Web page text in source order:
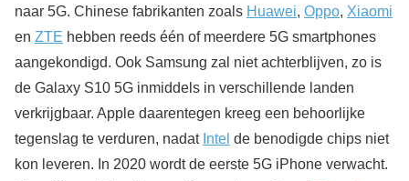
naar 5G. Chinese fabrikanten zoals Huawei, Oppo, Xiaomi
en ZTE hebben reeds één of meerdere 5G smartphones
aangekondigd. Ook Samsung zal niet achterblijven, zo is
de Galaxy S10 5G inmiddels in verschillende landen
verkrijgbaar. Apple daarentegen kreeg een behoorlijke
tegenslag te verduren, nadat Intel de benodigde chips niet
kon leveren. In 2020 wordt de eerste 5G iPhone verwacht.